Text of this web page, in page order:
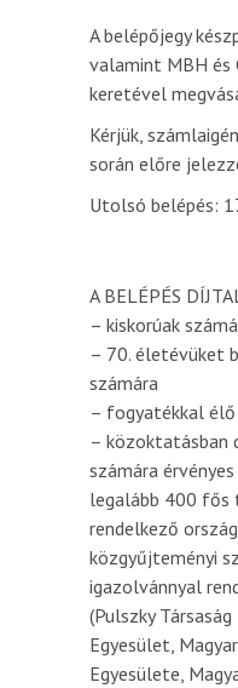
A belépőjegy
valamint MBH és
keretével
Kérjük,
során előre
Utolsó belépés:
A BELÉPÉS
– kiskorúak
– 70.
számára
– fogyatékkal
– közoktatásban
számára
legalább 400
rendelkező
közgyűjteményi
igazolvánnyal
(Pulszky
Egyesület,
Egyesülete,